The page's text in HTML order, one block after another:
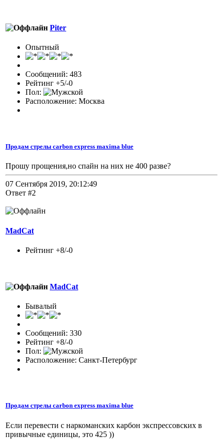
Piter
Опытный
Сообщений: 483
Рейтинг +5/-0
Пол:
Расположение: Москва
Продам стрелы carbon express maxima blue
Прошу прощения,но спайн на них не 400 разве?
07 Сентября 2019, 20:12:49
Ответ #2
MadCat
Рейтинг +8/-0
MadCat
Бывалый
Сообщений: 330
Рейтинг +8/-0
Пол:
Расположение: Санкт-Петербург
Продам стрелы carbon express maxima blue
Если перевести с наркоманских карбон экспрессовских в
привычные единицы, это 425 ))